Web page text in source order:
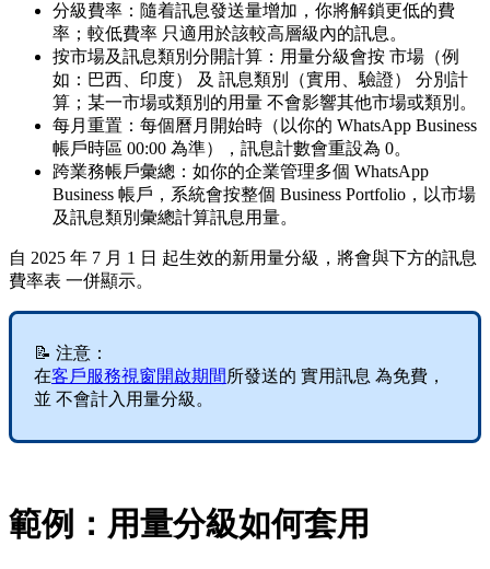
分級費率：隨着訊息發送量增加，你將解鎖更低的費
率；較低費率 只適用於該較高層級內的訊息。
按市場及訊息類別分開計算：用量分級會按 市場（例
如：巴西、印度） 及 訊息類別（實用、驗證） 分別計
算；某一市場或類別的用量 不會影響其他市場或類別。
每月重置：每個曆月開始時（以你的 WhatsApp Business
帳戶時區 00:00 為準），訊息計數會重設為 0。
跨業務帳戶彙總：如你的企業管理多個 WhatsApp
Business 帳戶，系統會按整個 Business Portfolio，以市場
及訊息類別彙總計算訊息用量。
自 2025 年 7 月 1 日 起生效的新用量分級，將會與下方的訊息
費率表 一併顯示。
📝 注意：
在客戶服務視窗開啟期間 所發送的 實用訊息 為免費，
並 不會計入用量分級。
範例：用量分級如何套用